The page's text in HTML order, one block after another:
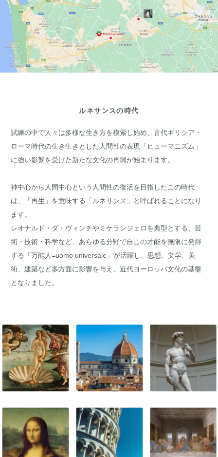
ルネサンスの時代
試練の中で人々は多様な生き方を模索し始め、古代ギリシア・
ローマ時代の生き生きとした人間性の表現「ヒューマニズム」
に強い影響を受けた新たな文化の再興が始まります。
神中心から人間中心という人間性の復活を目指したこの時代
は、「再生」を意味する「ルネサンス」と呼ばれることになり
ます。
レオナルド・ダ・ヴィンチやミケランジェロを典型とする、芸
術・技術・科学など、あらゆる分野で自己の才能を無限に発揮
する「万能人=uomo universale」が活躍し、思想、文学、美
術、建築など多方面に影響を与え、近代ヨーロッパ文化の基盤
となりました。